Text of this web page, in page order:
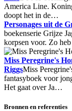
America Line.
doopt het in de…
Personages uit de
boekenserie Grijze
korpsen voor. Zo
Miss Peregrine's
RiggsMiss
fantasyboek voor
Het gaat over Ja…
Bronnen en referenties